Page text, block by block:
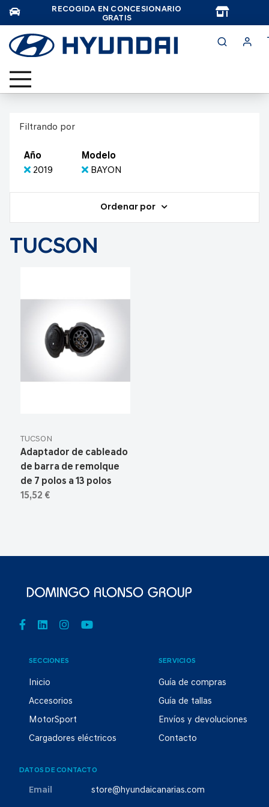
RECOGIDA EN CONCESIONARIO
GRATIS
Filtrando por
Año
2019
Modelo
BAYON
Ordenar por
TUCSON
TUCSON
Adaptador de cableado
de barra de remolque
de 7 polos a 13 polos
15,52 €
SECCIONES
Inicio
Accesorios
MotorSport
Cargadores eléctricos
SERVICIOS
Guía de compras
Guía de tallas
Envíos y devoluciones
Contacto
DATOS DE CONTACTO
Email store@hyundaicanarias.com